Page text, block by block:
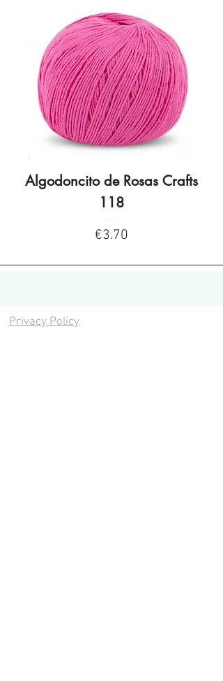
Algodoncito de Rosas Crafts
118
Price
€3.70
Privacy Policy